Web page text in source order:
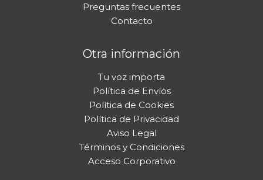
Preguntas frecuentes
Contacto
Otra información
Tu voz importa
Política de Envíos
Política de Cookies
Política de Privacidad
Aviso Legal
Términos y Condiciones
Acceso Corporativo